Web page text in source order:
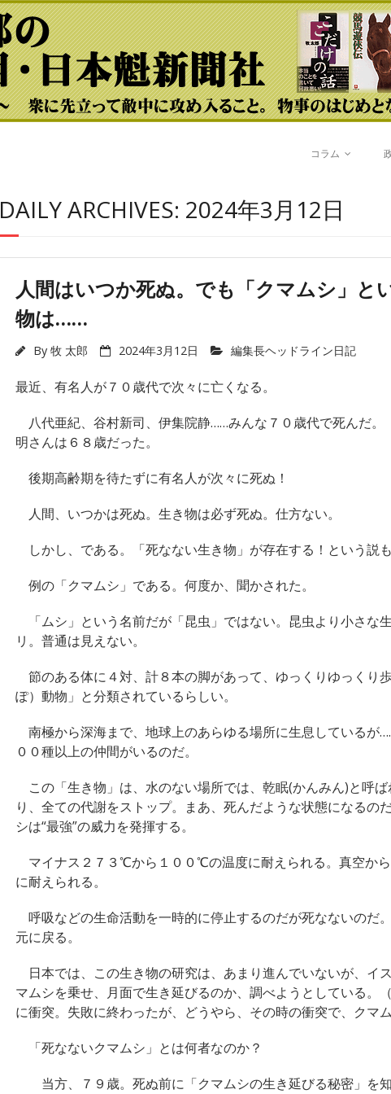
コラム
DAILY ARCHIVES: 2024年3月12日
人間はいつか死ぬ。でも「クマムシ」と
物は……
By 牧 太郎 2024年3月12日 編集長ヘッドライン日記
最近、有名人が７０歳代で次々に亡くなる。
八代亜紀、谷村新司、伊集院静……みんな７０歳代で死んだ。
明さんは６８歳だった。
後期高齢期を待たずに有名人が次々に死ぬ！
人間、いつかは死ぬ。生き物は必ず死ぬ。仕方ない。
しかし、である。「死なない生き物」が存在する！という説も
例の「クマムシ」である。何度か、聞かされた。
「ムシ」という名前だが「昆虫」ではない。昆虫より小さな
リ。普通は見えない。
節のある体に４対、計８本の脚があって、ゆっくりゆっくり
ぽ）動物」と分類されているらしい。
南極から深海まで、地球上のあらゆる場所に生息しているが
００種以上の仲間がいるのだ。
この「生き物」は、水のない場所では、乾眠(かんみん)と呼
り、全ての代謝をストップ。まあ、死んだような状態になるの
シは“最強”の威力を発揮する。
マイナス２７３℃から１００℃の温度に耐えられる。真空か
に耐えられる。
呼吸などの生命活動を一時的に停止するのだが死なないのだ
元に戻る。
日本では、この生き物の研究は、あまり進んでいないが、イ
マムシを乗せ、月面で生き延びるのか、調べようとしている。
に衝突。失敗に終わったが、どうやら、その時の衝突で、クマ
「死なないクマムシ」とは何者なのか？
当方、７９歳。死ぬ前に「クマムシの生き延びる秘密」を知